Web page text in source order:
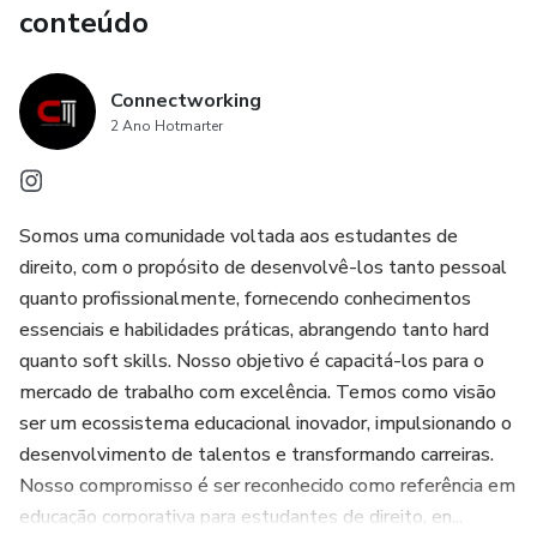
conteúdo
Connectworking
2 Ano Hotmarter
Somos uma comunidade voltada aos estudantes de
direito, com o propósito de desenvolvê-los tanto pessoal
quanto profissionalmente, fornecendo conhecimentos
essenciais e habilidades práticas, abrangendo tanto hard
quanto soft skills. Nosso objetivo é capacitá-los para o
mercado de trabalho com excelência. Temos como visão
ser um ecossistema educacional inovador, impulsionando o
desenvolvimento de talentos e transformando carreiras.
Nosso compromisso é ser reconhecido como referência em
educação corporativa para estudantes de direito, en...